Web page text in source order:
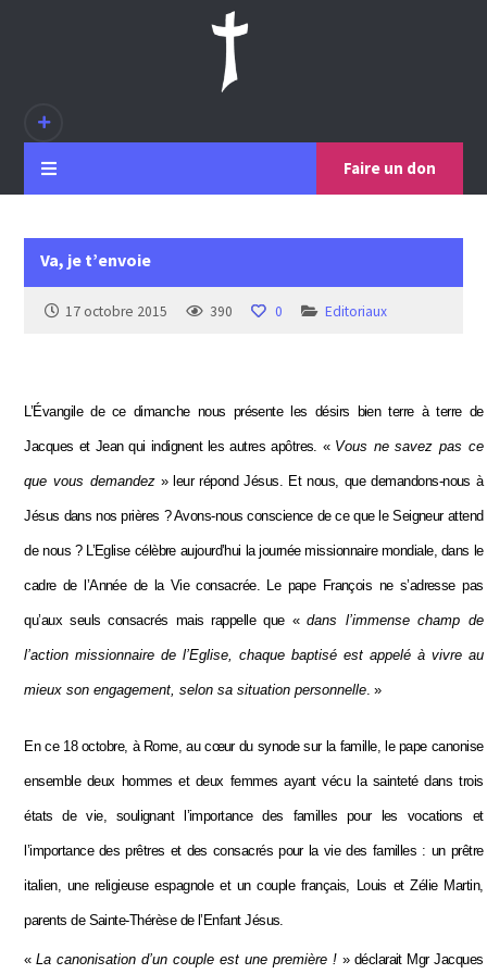
Faire un don
Va, je t’envoie
17 octobre 2015 390 0 Editoriaux
L’Évangile de ce dimanche nous présente les désirs bien terre à terre de
Jacques et Jean qui indignent les autres apôtres. « Vous ne savez pas ce
que vous demandez» leur répond Jésus. Et nous, que demandons-nous à
Jésus dans nos prières ? Avons-nous conscience de ce que le Seigneur attend
de nous ? L’Eglise célèbre aujourd’hui la journée missionnaire mondiale, dans le
cadre de l’Année de la Vie consacrée. Le pape François ne s’adresse pas
qu’aux seuls consacrés mais rappelle que « dans l’immense champ de
l’action missionnaire de l’Eglise, chaque baptisé est appelé à vivre au
mieux son engagement, selon sa situation personnelle. »
En ce 18 octobre, à Rome, au cœur du synode sur la famille, le pape canonise
ensemble deux hommes et deux femmes ayant vécu la sainteté dans trois
états de vie, soulignant l’importance des familles pour les vocations et
l’importance des prêtres et des consacrés pour la vie des familles : un prêtre
italien, une religieuse espagnole et un couple français, Louis et Zélie Martin,
parents de Sainte-Thérèse de l’Enfant Jésus.
«La canonisation d’un couple est une première ! » déclarait Mgr Jacques